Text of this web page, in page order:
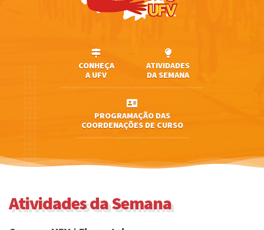
CONHEÇA
A UFV
ATIVIDADES
DA SEMANA
PROGRAMAÇÃO DAS
COORDENAÇÕES DE CURSO
Atividades da Semana